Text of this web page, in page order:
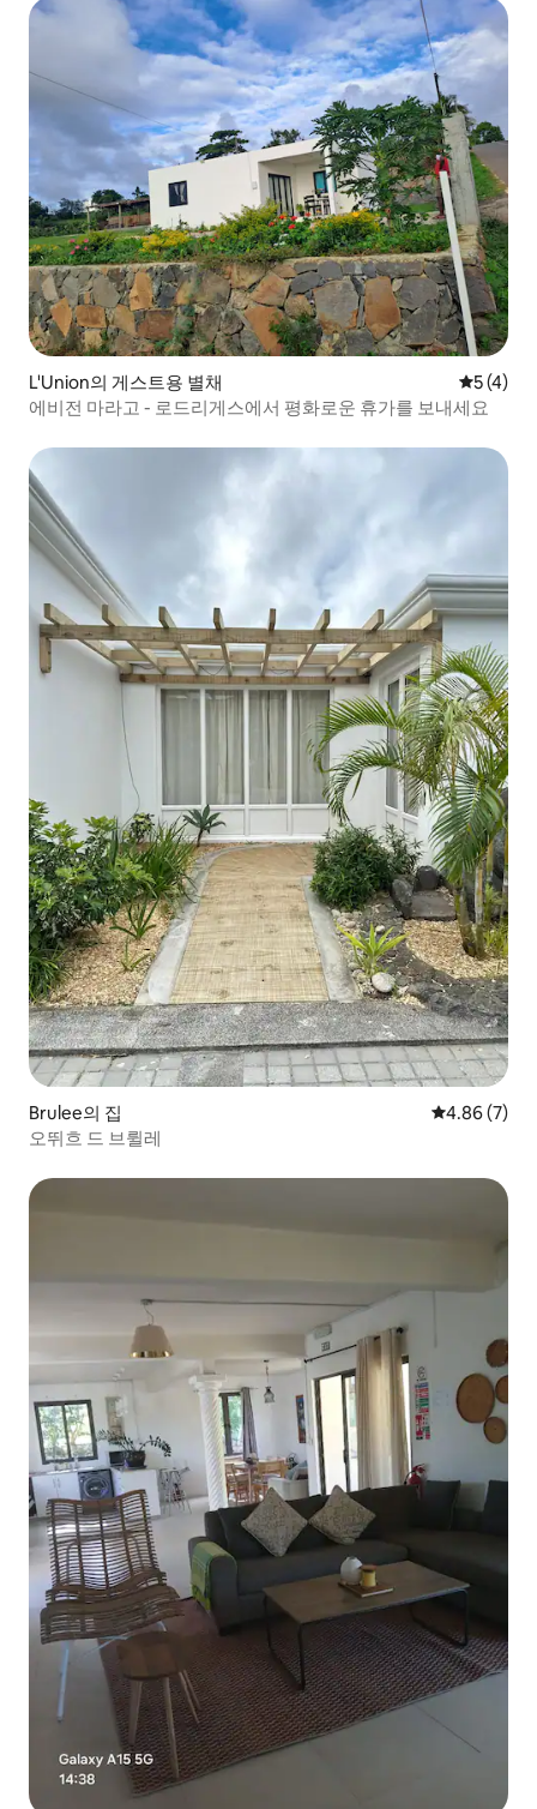
L'Union의 게스트용 별채 평점 5점
5 (4)
에비전 마라고 - 로드리게스에서 평화로운 휴가를 보내세요
Brulee의 집 평점 4.86점
4.86 (7)
오뛰흐 드 브륄레